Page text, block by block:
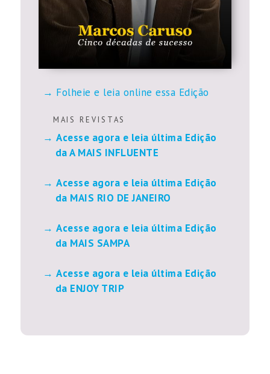
Folheie e leia online essa Edição
M A I S R E V I S T A S
Acesse agora e leia última Edição
da A MAIS INFLUENTE
Acesse agora e leia última Edição
da MAIS RIO DE JANEIRO
Acesse agora e leia última Edição
da MAIS SAMPA
Acesse agora e leia última Edição
da ENJOY TRIP